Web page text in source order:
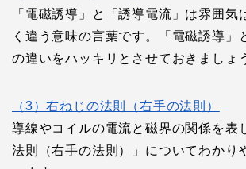
「電磁誘導」と「誘導電流」は雰囲気
く違う意味の言葉です。「電磁誘導」
の違いをハッキリとさせておきましょ
（3）右ねじの法則（右手の法則）
導線やコイルの電流と磁界の関係を表
法則（右手の法則）」についてわかり